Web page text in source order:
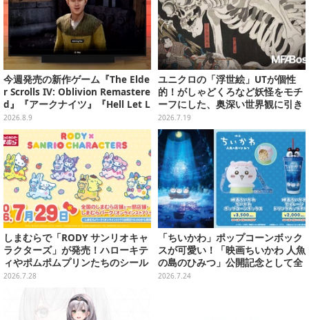
今週発売の新作ゲーム『The Elde
r Scrolls IV: Oblivion Remastere
d』『アークナイツ』『Hell Let L
oose: Vietnam』他
2026.8.9
ユニクロの「浮世絵」UTが個性
的！がしゃどくろなど妖怪をモチ
ーフにした、奥深い世界観に引き
込まれる
2026.7.19
しまむらで「RODY サンリオキャ
ラクターズ」が発売！ハローキテ
ィやポムポムプリンたちのシール
帳、色が変わるタンブラーなど雑
2026.7.28
「ちいかわ」ポップコーンボック
スが可愛い！「映画ちいかわ 人魚
の島のひみつ」公開記念として全
国劇場で販売、セイレーンドリン
2026.7.24